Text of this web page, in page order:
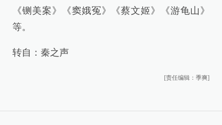
《铡美案》《窦娥冤》《蔡文姬》《游龟山》
等。
转自：秦之声
[责任编辑：季爽]